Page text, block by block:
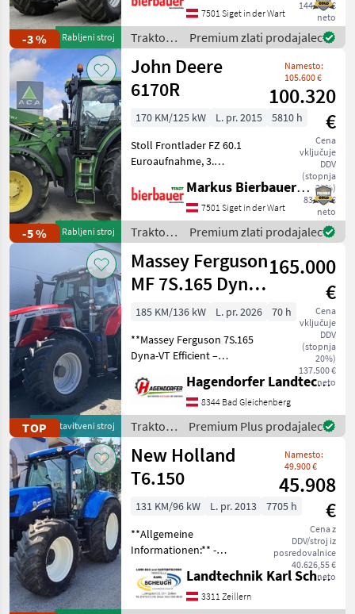
-3 % Rabljeni stroj
144.530 €
neto
mit einer Leistung von 277
PS und einem Baujahr von
2020. Es verfüg
7501 Siget in der Wart
Traktor /
Case IH
Premium zlati prodajalec
-5 % Rabljeni stroj
John Deere
6170R
Namesto:
105.600 €
100.320
€
Cena
vključuje
DDV
(stopnja
20%)
83.600 €
neto
170 KM/125 kW L. pr. 2015
5810 h
Stoll Frontlader FZ 60.1
Euroaufnahme, 3.
Top Zustand, pogon:
štirikolesni pogon,
brezstopenjski menjalnik,
platforma: kabina, število v
Markus Bierbauer GmbH
7501 Siget in der Wart
Traktor /
John
Deere
Premium zlati prodajalec
TOPpredstavitveni stroj
Massey Ferguson
MF 7S.165 Dyna-
VT Efficient
165.000
€
Cena
vključuje
DDV
(stopnja
20%)
137.500 €
neto
185 KM/136 kW L. pr. 2026
70 h
**Massey Ferguson 7S.165
Dyna-VT Efficient –
približno 70 delovnimi
priložnost in si zagotovite
ta **skoraj popolnoma
Hagendorfer Landtechnik
8344 Bad Gleichenberg
Traktor /
Massey
Ferguson
Premium Plus prodajalec
New Holland
T6.150
Namesto:
49.900 €
45.908
€
Cena z
DDV/stroj iz
posredovalnice
40.626,55 €
neto
131 KM/96 kW L. pr. 2013
7705 h
**Allgemeine
Informationen:** -
**Marke:** New Holland -
**Modell:** T6.150 -
**Baujahr:** 2013 -
Landtechnik Karl Scheuch
3311 Zeillern